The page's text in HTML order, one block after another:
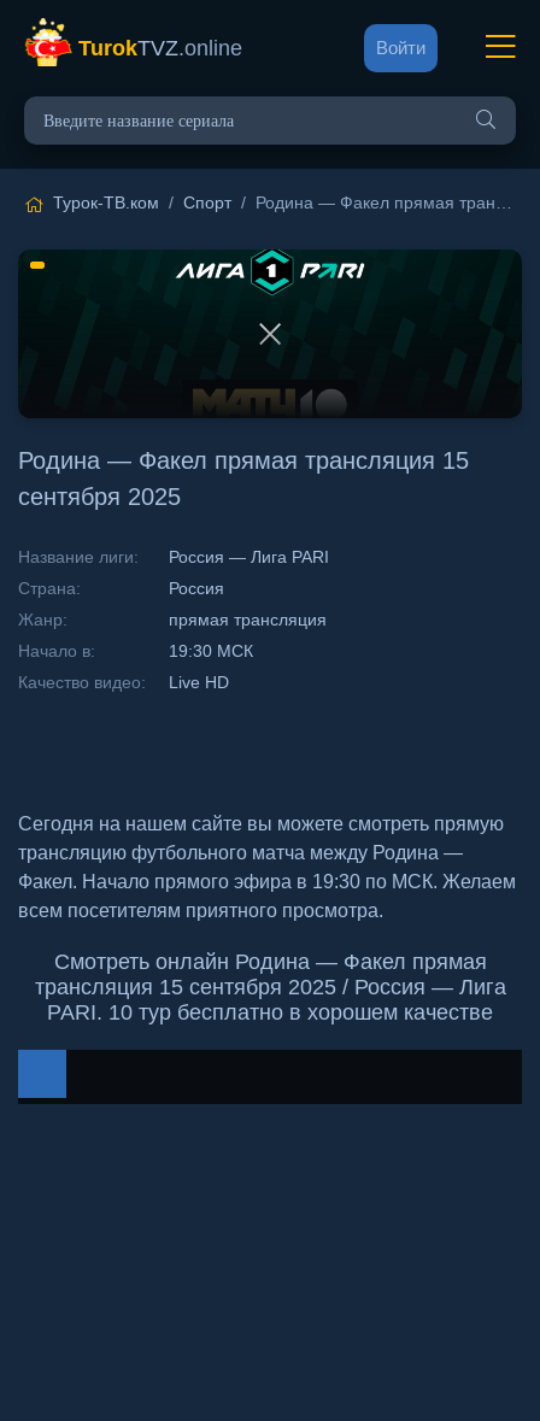
TurokTVZ.online Войти
Турок-ТВ.ком / Спорт/ Родина — Факел прямая трансляция 15 сентября 2025
Родина — Факел прямая трансляция 15
сентября 2025
Название лиги:
Россия — Лига PARI
Страна:
Россия
Жанр:
прямая трансляция
Начало в:
19:30 МСК
Качество видео:
Live HD
Сегодня на нашем сайте вы можете смотреть прямую
трансляцию футбольного матча между Родина —
Факел. Начало прямого эфира в 19:30 по МСК. Желаем
всем посетителям приятного просмотра.
Смотреть онлайн Родина — Факел прямая
трансляция 15 сентября 2025 / Россия — Лига
PARI. 10 тур бесплатно в хорошем качестве